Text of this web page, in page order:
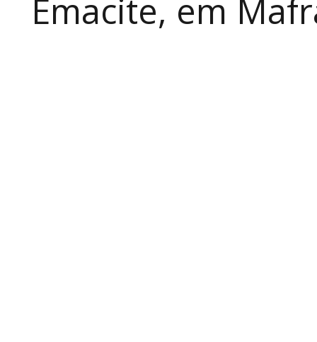
Emacite, em